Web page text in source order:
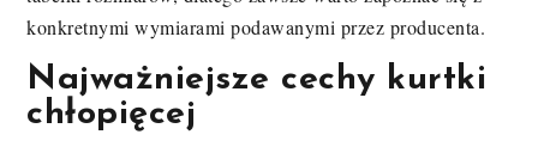
konkretnymi wymiarami podawanymi przez producenta.
Najważniejsze cechy kurtki
chłopięcej